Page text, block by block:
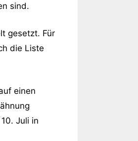
sind.
gesetzt. Für
die Liste
einen
Juli in